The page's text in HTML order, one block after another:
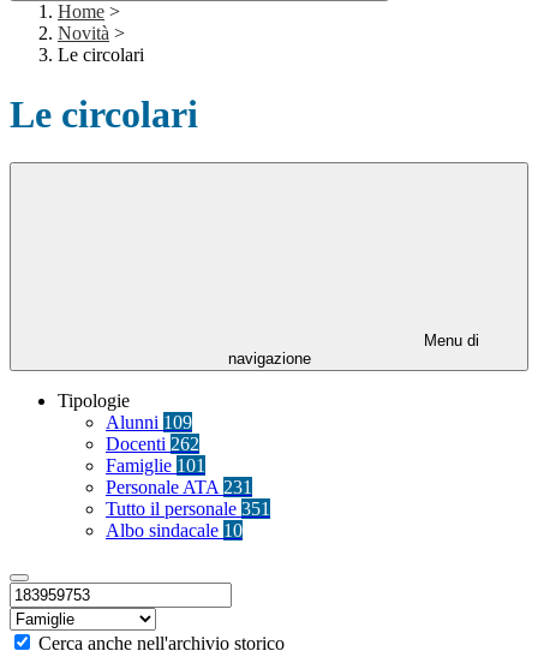
Home >
Novità >
Le circolari
Le circolari
Menu di
navigazione
Tipologie
Alunni 109
Docenti 262
Famiglie 101
Personale ATA 231
Tutto il personale 351
Albo sindacale 10
Cerca anche nell'archivio storico